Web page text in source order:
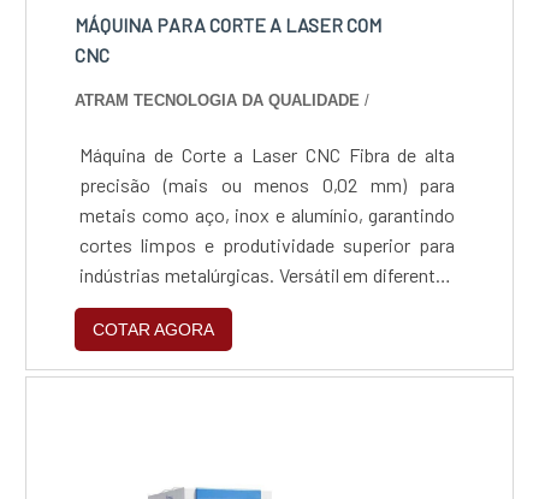
MÁQUINA PARA CORTE A LASER COM
CNC
ATRAM TECNOLOGIA DA QUALIDADE /
Máquina de Corte a Laser CNC Fibra de alta
precisão (mais ou menos 0,02 mm) para
metais como aço, inox e alumínio, garantindo
cortes limpos e produtividade superior para
indústrias metalúrgicas. Versátil em diferentes
materiais e espessuras, de protótipos a
grandes lotes, permitindo que fabricantes de
estruturas e caldeirarias reduzam custos e
o investimento e competitividade no
COTAR AGORA